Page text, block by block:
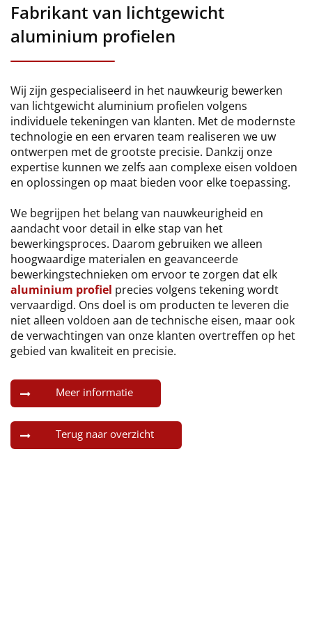
Fabrikant van lichtgewicht
aluminium profielen
Wij zijn gespecialiseerd in het nauwkeurig bewerken
van lichtgewicht aluminium profielen volgens
individuele tekeningen van klanten. Met de modernste
technologie en een ervaren team realiseren we uw
ontwerpen met de grootste precisie. Dankzij onze
expertise kunnen we zelfs aan complexe eisen voldoen
en oplossingen op maat bieden voor elke toepassing.
We begrijpen het belang van nauwkeurigheid en
aandacht voor detail in elke stap van het
bewerkingsproces. Daarom gebruiken we alleen
hoogwaardige materialen en geavanceerde
bewerkingstechnieken om ervoor te zorgen dat elk
aluminium profiel precies volgens tekening wordt
vervaardigd. Ons doel is om producten te leveren die
niet alleen voldoen aan de technische eisen, maar ook
de verwachtingen van onze klanten overtreffen op het
gebied van kwaliteit en precisie.
Meer informatie
Terug naar overzicht